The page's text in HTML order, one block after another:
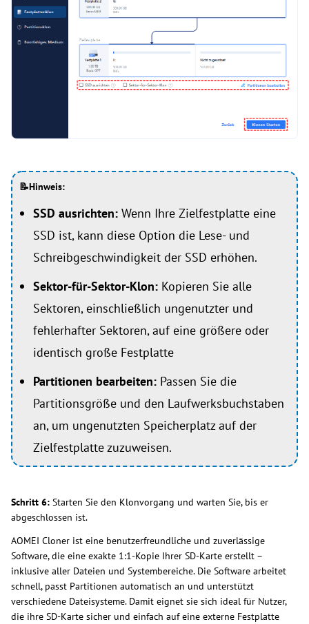
📝Hinweis:
SSD ausrichten: Wenn Ihre Zielfestplatte eine
SSD ist, kann diese Option die Lese- und
Schreibgeschwindigkeit der SSD erhöhen.
Sektor-für-Sektor-Klon: Kopieren Sie alle
Sektoren, einschließlich ungenutzter und
fehlerhafter Sektoren, auf eine größere oder
identisch große Festplatte
Partitionen bearbeiten: Passen Sie die
Partitionsgröße und den Laufwerksbuchstaben
an, um ungenutzten Speicherplatz auf der
Zielfestplatte zuzuweisen.
Schritt 6: Starten Sie den Klonvorgang und warten Sie, bis er
abgeschlossen ist.
AOMEI Cloner ist eine benutzerfreundliche und zuverlässige
Software, die eine exakte 1:1-Kopie Ihrer SD-Karte erstellt –
inklusive aller Dateien und Systembereiche. Die Software arbeitet
schnell, passt Partitionen automatisch an und unterstützt
verschiedene Dateisysteme. Damit eignet sie sich ideal für Nutzer,
die ihre SD-Karte sicher und einfach auf eine externe Festplatte